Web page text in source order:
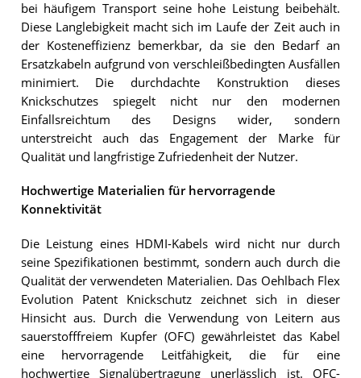
bei häufigem Transport seine hohe Leistung beibehält.
Diese Langlebigkeit macht sich im Laufe der Zeit auch in
der Kosteneffizienz bemerkbar, da sie den Bedarf an
Ersatzkabeln aufgrund von verschleißbedingten Ausfällen
minimiert. Die durchdachte Konstruktion dieses
Knickschutzes spiegelt nicht nur den modernen
Einfallsreichtum des Designs wider, sondern
unterstreicht auch das Engagement der Marke für
Qualität und langfristige Zufriedenheit der Nutzer.
Hochwertige Materialien für hervorragende
Konnektivität
Die Leistung eines HDMI-Kabels wird nicht nur durch
seine Spezifikationen bestimmt, sondern auch durch die
Qualität der verwendeten Materialien. Das Oehlbach Flex
Evolution Patent Knickschutz zeichnet sich in dieser
Hinsicht aus. Durch die Verwendung von Leitern aus
sauerstofffreiem Kupfer (OFC) gewährleistet das Kabel
eine hervorragende Leitfähigkeit, die für eine
hochwertige Signalübertragung unerlässlich ist. OFC-